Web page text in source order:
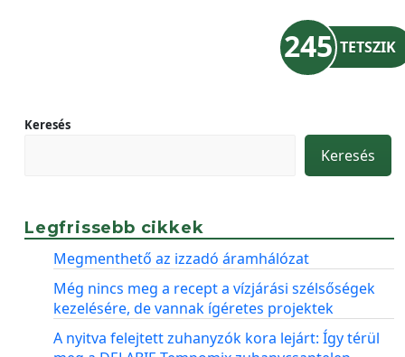
245 TETSZIK
Keresés
Keresés
Legfrissebb cikkek
Megmenthető az izzadó áramhálózat
Még nincs meg a recept a vízjárási szélsőségek
kezelésére, de vannak ígéretes projektek
A nyitva felejtett zuhanyzók kora lejárt: Így térül